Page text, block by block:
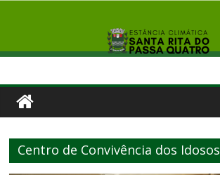
Centro de Convivência dos Idosos